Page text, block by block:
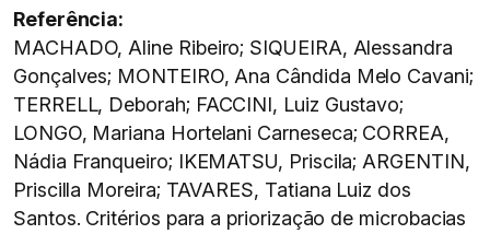
Referência:
MACHADO, Aline Ribeiro; SIQUEIRA, Alessandra
Gonçalves; MONTEIRO, Ana Cândida Melo Cavani;
TERRELL, Deborah; FACCINI, Luiz Gustavo;
LONGO, Mariana Hortelani Carneseca; CORREA,
Nádia Franqueiro; IKEMATSU, Priscila; ARGENTIN,
Priscilla Moreira; TAVARES, Tatiana Luiz dos
Santos. Critérios para a priorização de microbacias